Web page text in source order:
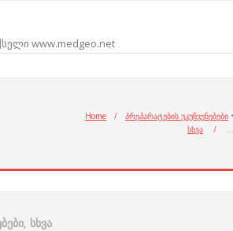
www.medgeo.net
Home / პრეპარატების უკუჩვენებები •
სხვა
/ …
, სხვა